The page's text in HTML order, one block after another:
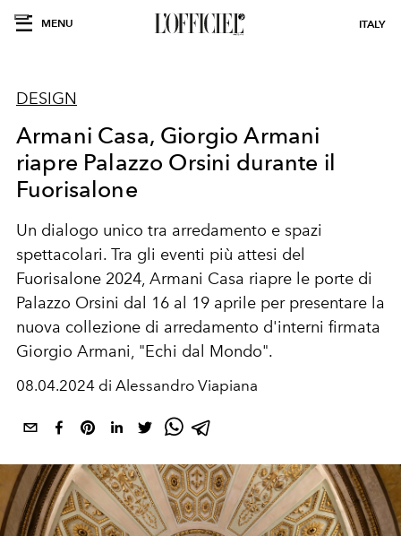
MENU ITALY
DESIGN
Armani Casa, Giorgio Armani
riapre Palazzo Orsini durante il
Fuorisalone
Un dialogo unico tra arredamento e spazi
spettacolari. Tra gli eventi più attesi del
Fuorisalone 2024, Armani Casa riapre le porte di
Palazzo Orsini dal 16 al 19 aprile per presentare la
nuova collezione di arredamento d'interni firmata
Giorgio Armani, "Echi dal Mondo".
08.04.2024 di Alessandro Viapiana